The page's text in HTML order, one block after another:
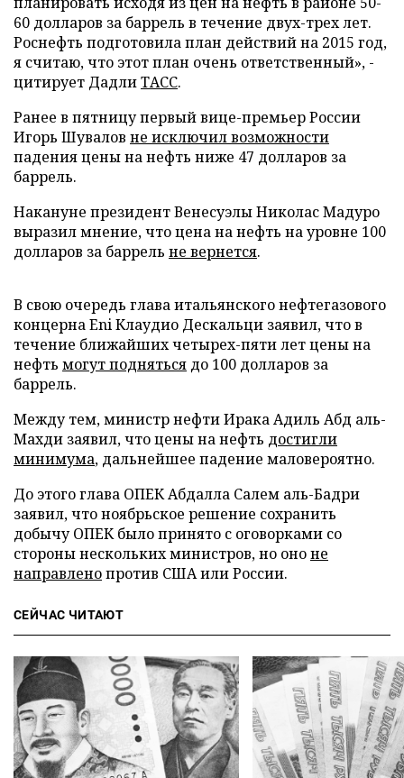
60 долларов за баррель в течение двух-трех лет.
Роснефть подготовила план действий на 2015 год,
я считаю, что этот план очень ответственный», -
цитирует ДадлиТАСС.
Ранее в пятницу первый вице-премьер России
Игорь Шувалов не исключил возможности
падения цены на нефть ниже 47 долларов за
баррель.
Накануне президент Венесуэлы Николас Мадуро
выразил мнение, что цена на нефть на уровне 100
долларов за баррель не вернется.
В свою очередь глава итальянского нефтегазового
концерна Eni Клаудио Дескальци заявил, что в
течение ближайших четырех-пяти лет цены на
нефть могут подняться до 100 долларов за
баррель.
Между тем, министр нефти Ирака Адиль Абд аль-
Махди заявил, что цены на нефть достигли
минимума, дальнейшее падение маловероятно.
До этого глава ОПЕК Абдалла Салем аль-Бадри
заявил, что ноябрьское решение сохранить
добычу ОПЕК было принято с оговорками со
стороны нескольких министров, но ононе
направленопротив США или России.
СЕЙЧАС ЧИТАЮТ